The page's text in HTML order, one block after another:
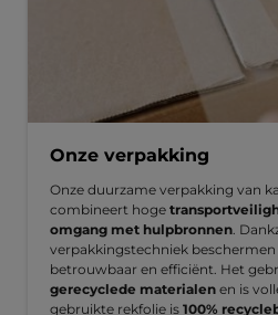
Onze verpakking
Onze duurzame verpakking van
combineert hoge
omgang met hulpbronnen .
verpakkingstechniek beschermen
betrouwbaar en efficiënt. Het
gerecyclede materialen en is
gebruikte rekfolie is 100%